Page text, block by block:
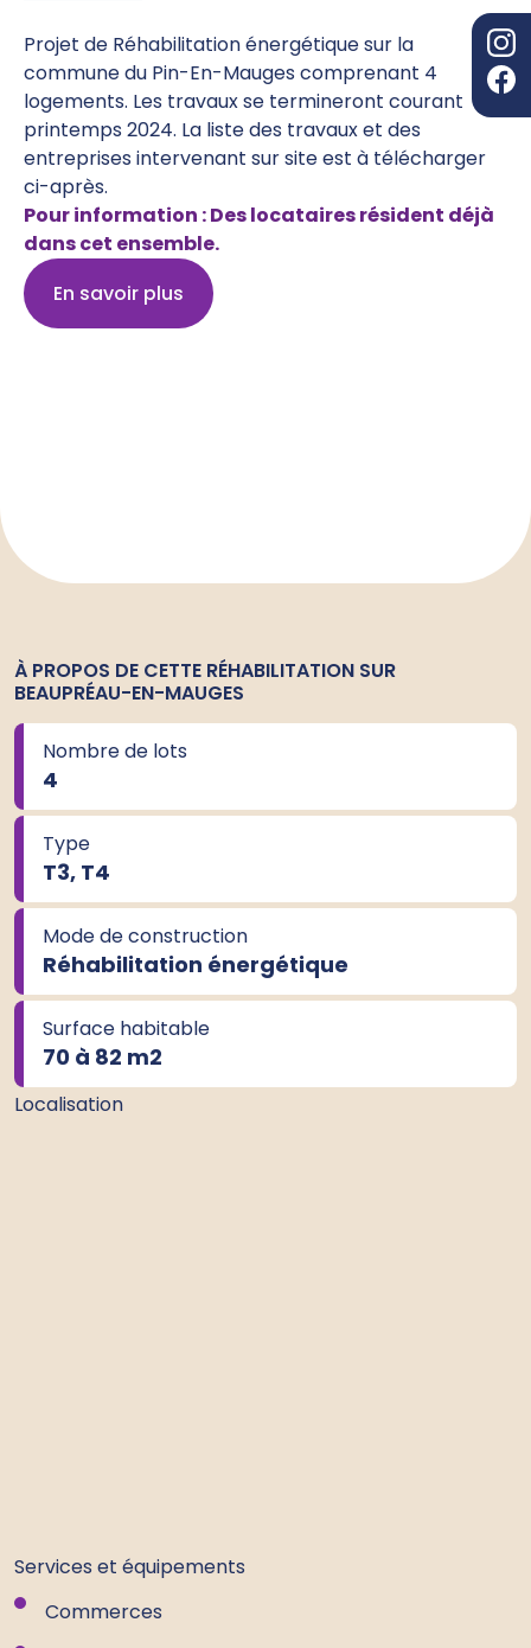
Projet de Réhabilitation énergétique sur la
commune du Pin-En-Mauges comprenant 4
logements. Les travaux se termineront courant
printemps 2024. La liste des travaux et des
entreprises intervenant sur site est à télécharger
ci-après.
Pour information : Des locataires résident déjà
dans cet ensemble.
En savoir plus
À PROPOS DE CETTE RÉHABILITATION SUR
BEAUPRÉAU-EN-MAUGES
Nombre de lots
4
Type
T3, T4
Mode de construction
Réhabilitation énergétique
Surface habitable
70 à 82 m2
Localisation
Services et équipements
Commerces